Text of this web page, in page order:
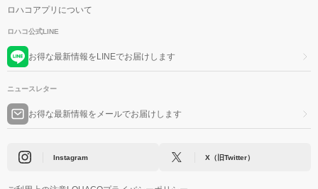
ロハコアプリについて
ロハコ公式LINE
お得な最新情報をLINEでお届けします
ニュースレター
お得な最新情報をメールでお届けします
Instagram X（旧Twitter）